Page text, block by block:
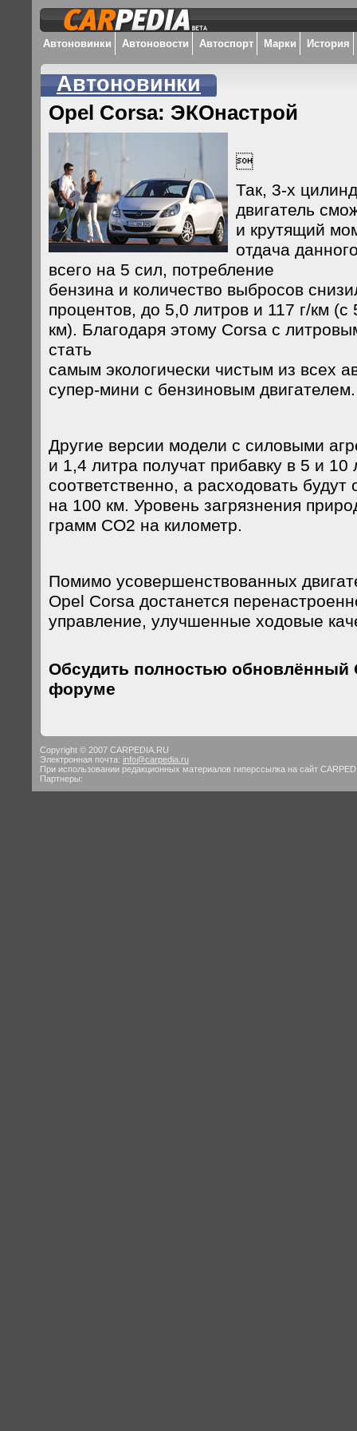
Автоновинки Автоновости Автоспорт Марки История
Автоновинки
Opel Corsa: ЭКОнастрой

Так, 3-х
двигатель
и крутящий
отдача
всего на 5 сил, потребление
бензина и количество выбросов
процентов, до 5,0 литров и 117 г/км (с
км). Благодаря этому Corsa с
стать
самым экологически чистым из всех
супер-мини с бензиновым двигателем.
Другие версии модели с силовыми
и 1,4 литра получат прибавку в 5 и
соответственно, а расходовать
на 100 км. Уровень загрязнения
грамм CO2 на километр.
Помимо усовершенствованных
Opel Corsa достанется
управление, улучшенные ходовые
Обсудить полностью обновлённый
форуме
Copyright © 2007 CARPEDIA.RU
Электронная почта: info@carpedia.ru
При использовании редакционных материалов гиперссылка на сайт
Партнеры: